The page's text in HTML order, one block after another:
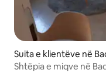
Suita e klientëve në
Shtëpia e miqve në